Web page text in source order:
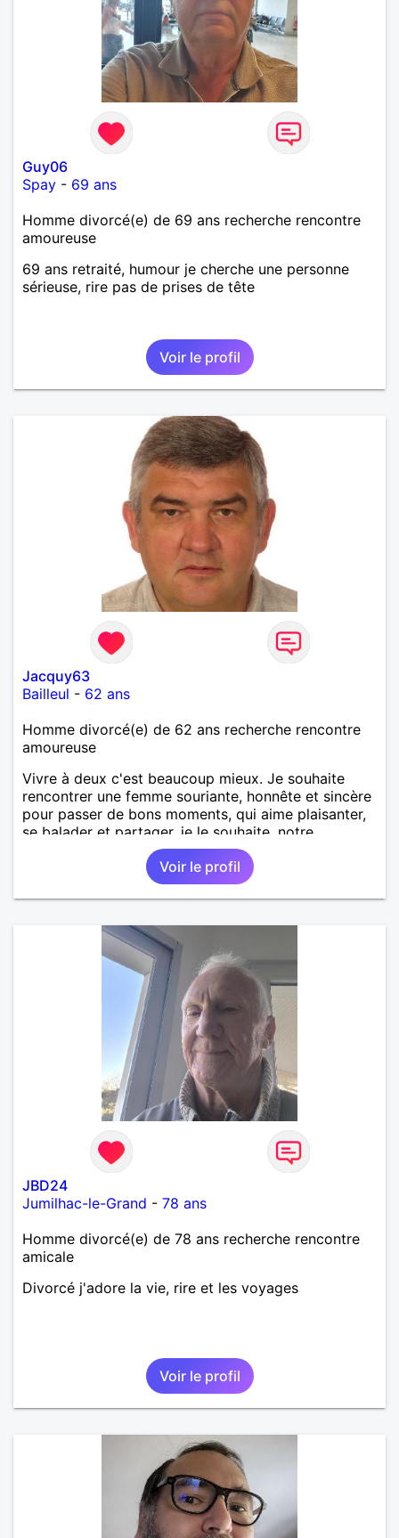
Guy06
Spay - 69 ans
Homme divorcé(e) de 69 ans recherche rencontre
amoureuse
69 ans retraité, humour je cherche une personne
sérieuse, rire pas de prises de tête
Voir le profil
Jacquy63
Bailleul - 62 ans
Homme divorcé(e) de 62 ans recherche rencontre
amoureuse
Vivre à deux c'est beaucoup mieux. Je souhaite
rencontrer une femme souriante, honnête et sincère
pour passer de bons moments, qui aime plaisanter,
se balader et partager, je le souhaite, notre
complicité. J'aime beaucoup les chantiers de
randonnée pour se défouler, se relaxer, se détendre
et finalement prendre du bon temps. C'est difficile
de tout dire en quelques lignes. En revanche, vous
d'informations. A bientôt
Voir le profil
JBD24
Jumilhac-le-Grand - 78 ans
Homme divorcé(e) de 78 ans recherche rencontre
amicale
Divorcé j'adore la vie, rire et les voyages
Voir le profil